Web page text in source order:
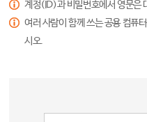
계정(ID)과 비밀번호에서 영문은
여러 사람이 함께 쓰는 공용 컴퓨
시오.